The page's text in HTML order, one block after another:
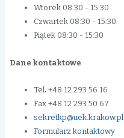
Wtorek 08:30 - 15:30
Czwartek 08:30 - 15:30
Piątek 08:30 - 15:30
Dane kontaktowe
Tel. +48 12 293 56 16
Fax +48 12 293 50 67
sekretkp@uek.krakow.pl
Formularz kontaktowy